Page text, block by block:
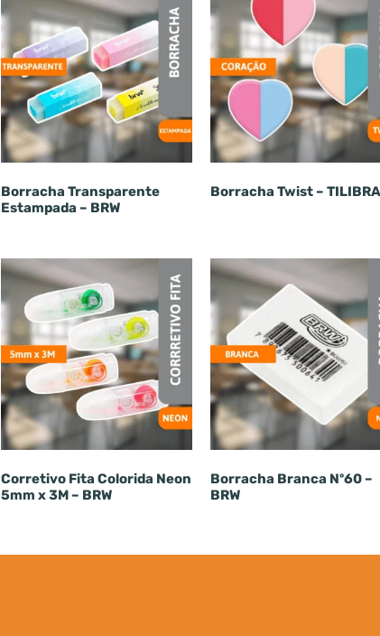
Borracha Transparente
Estampada – BRW
Borracha Twist – TILIBRA
Corretivo Fita Colorida Neon
5mm x 3M – BRW
Borracha Branca Nº60 –
BRW